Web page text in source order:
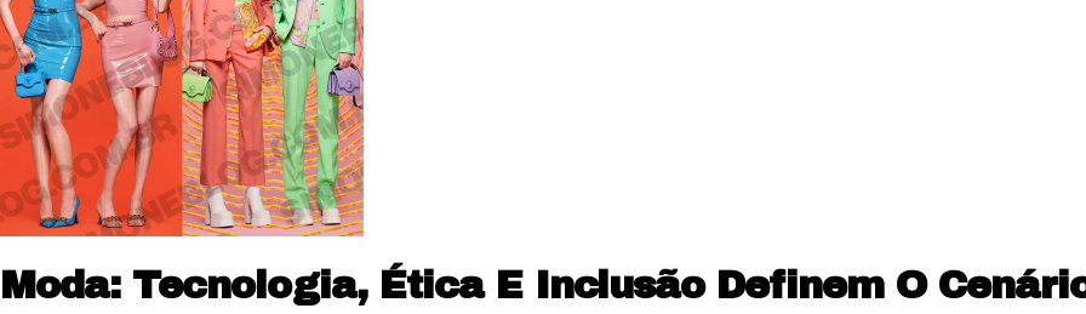
Moda: Tecnologia, Ética E Inclusão Definem O